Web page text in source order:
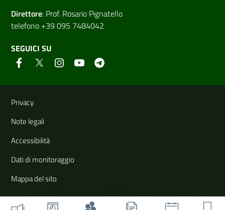
Direttore: Prof. Rosario Pignatello
telefono +39 095 7484042
SEGUICI SU
Link e informazioni utili
Privacy
Note legali
Accessibilità
Dati di monitoraggio
Mappa del sito